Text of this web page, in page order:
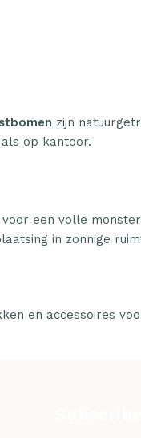
zijn
op kantoor.
een volle
in zonnige
en accessoires